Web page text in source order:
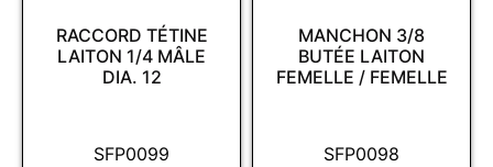
SFP0099
RACCORD TÉTINE
LAITON 1/4 MÂLE
DIA. 12
SFP0098
MANCHON 3/8
BUTÉE LAITON
FEMELLE / FEMELLE